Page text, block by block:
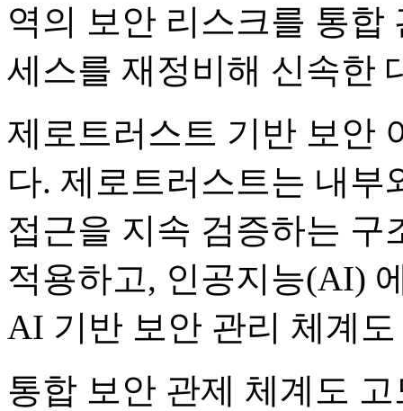
역의 보안 리스크를 통합
세스를 재정비해 신속한
제로트러스트 기반 보안
다. 제로트러스트는 내부
접근을 지속 검증하는 구
적용하고, 인공지능(AI)
AI 기반 보안 관리 체계
통합 보안 관제 체계도